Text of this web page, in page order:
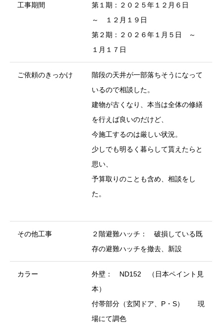
工事期間
第１期：２０２５年１２月６日
～ １２月１９日
第２期：２０２６年１月５日 ～
１月１７日
ご依頼のきっかけ
階段の天井が一部落ちそうになって
いるので相談した。
建物が古くなり、本当は全体の修繕
を行えば良いのだけど、
今施工するのは厳しい状況。
少しでも明るく暮らして貰えたらと
思い、
予算取りのことも含め、相談をし
た。
その他工事
２階避難ハッチ： 破損している既
存の避難ハッチを撤去、新設
カラー
外壁： ND152 （日本ペイント見
本）
付帯部分（玄関ドア、P・S） 現
場にて調色